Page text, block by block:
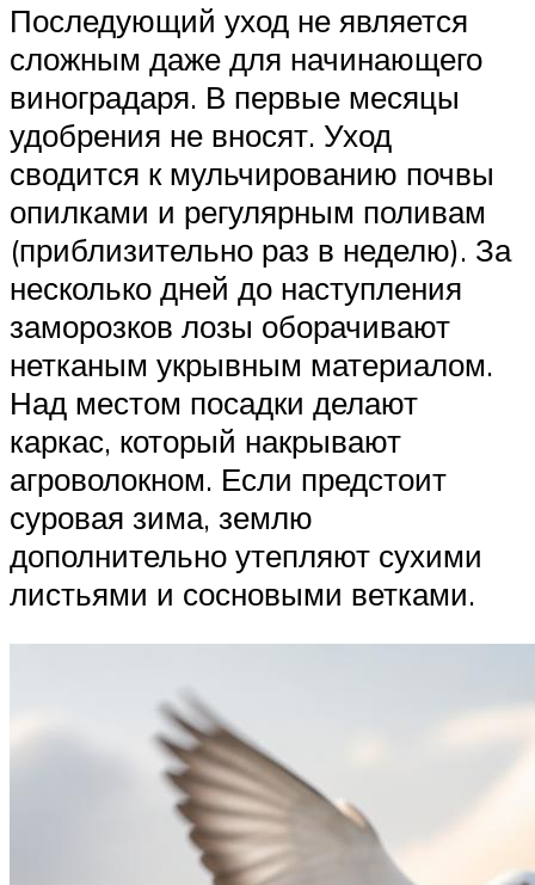
Последующий уход не является
сложным даже для начинающего
виноградаря. В первые месяцы
удобрения не вносят. Уход
сводится к мульчированию почвы
опилками и регулярным поливам
(приблизительно раз в неделю). За
несколько дней до наступления
заморозков лозы оборачивают
нетканым укрывным материалом.
Над местом посадки делают
каркас, который накрывают
агроволокном. Если предстоит
суровая зима, землю
дополнительно утепляют сухими
листьями и сосновыми ветками.